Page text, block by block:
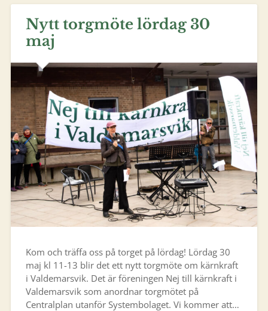
Nytt torgmöte lördag 30
maj
Kom och träffa oss på torget på lördag! Lördag 30
maj kl 11-13 blir det ett nytt torgmöte om kärnkraft
i Valdemarsvik. Det är föreningen Nej till kärnkraft i
Valdemarsvik som anordnar torgmötet på
Centralplan utanför Systembolaget. Vi kommer att…